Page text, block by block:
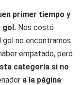
primer tiempo y
gol. Nos costó
gol no encontramos
empatado, pero
categoría si no
a la página